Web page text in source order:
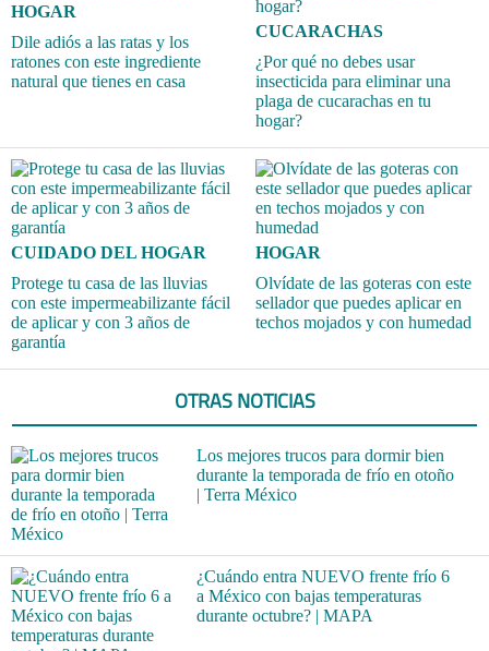
HOGAR
Dile adiós a las ratas y los
ratones con este ingrediente
natural que tienes en casa
CUCARACHAS
¿Por qué no debes usar
insecticida para eliminar una
plaga de cucarachas en tu
hogar?
CUIDADO DEL HOGAR
Protege tu casa de las lluvias
con este impermeabilizante fácil
de aplicar y con 3 años de
garantía
HOGAR
Olvídate de las goteras con este
sellador que puedes aplicar en
techos mojados y con humedad
OTRAS NOTICIAS
Los mejores trucos para dormir bien
durante la temporada de frío en otoño
| Terra México
¿Cuándo entra NUEVO frente frío 6
a México con bajas temperaturas
durante octubre? | MAPA